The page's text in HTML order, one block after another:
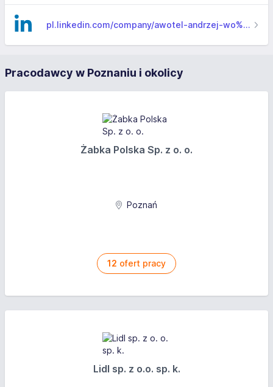
pl.linkedin.com/company/awotel-andrzej-wo%C5%82od%C5%BAko
Pracodawcy w Poznaniu i okolicy
Żabka Polska Sp. z o. o.
Poznań
12 ofert pracy
Lidl sp. z o.o. sp. k.